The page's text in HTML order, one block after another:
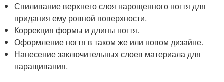
Спиливание верхнего слоя нарощенного ногтя для
придания ему ровной поверхности.
Коррекция формы и длины ногтя.
Оформление ногтя в таком же или новом дизайне.
Нанесение заключительных слоев материала для
наращивания.